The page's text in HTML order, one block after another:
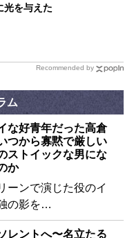
光を与えた
Recommended by
ム
な好青年だった高倉
つから寡黙で厳しい
ストイックな男にな
か
ーンで演じた役のイ
の影を…
レントへ〜名立たる